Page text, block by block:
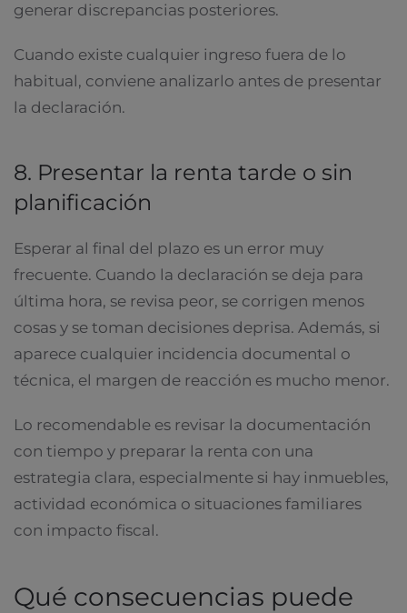
generar discrepancias posteriores.
Cuando existe cualquier ingreso fuera de lo
habitual, conviene analizarlo antes de presentar
la declaración.
8. Presentar la renta tarde o sin
planificación
Esperar al final del plazo es un error muy
frecuente. Cuando la declaración se deja para
última hora, se revisa peor, se corrigen menos
cosas y se toman decisiones deprisa. Además, si
aparece cualquier incidencia documental o
técnica, el margen de reacción es mucho menor.
Lo recomendable es revisar la documentación
con tiempo y preparar la renta con una
estrategia clara, especialmente si hay inmuebles,
actividad económica o situaciones familiares
con impacto fiscal.
Qué consecuencias puede